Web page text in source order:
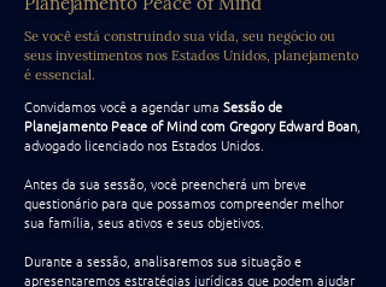
Se você está construindo sua vida, seu negócio ou
seus investimentos nos Estados Unidos, planejamento
é essencial.
Convidamos você a agendar uma Sessão de
Planejamento Peace of Mind com Gregory Edward Boan
advogado licenciado nos Estados Unidos.
Antes da sua sessão, você preencherá um breve
questionário para que possamos compreender melhor
sua família, seus ativos e seus objetivos.
Durante a sessão, analisaremos sua situação e
apresentaremos estratégias jurídicas que podem ajudar